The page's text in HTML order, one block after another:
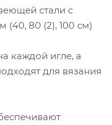
стали с
80 (2), 100 см)
каждой игле, а
для вязания